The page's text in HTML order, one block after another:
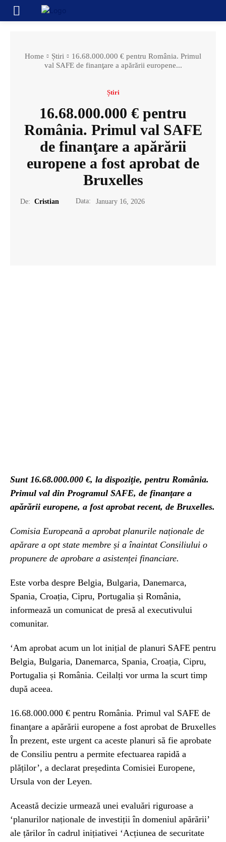
Home Știri
16.68.000.000 € pentru România. Primul
val SAFE de finanţare a apărării europene...
Știri
16.68.000.000 € pentru
România. Primul val SAFE
de finanţare a apărării
europene a fost aprobat de
Bruxelles
De: Cristian Data: January 16, 2026
Sunt 16.68.000.000 €, la dispoziţie, pentru România.
Primul val din Programul SAFE, de finanţare a
apărării europene, a fost aprobat recent, de Bruxelles.
Comisia Europeană a aprobat planurile naționale de
apărare a opt state membre și a înaintat Consiliului o
propunere de aprobare a asistenței financiare.
Este vorba despre Belgia, Bulgaria, Danemarca,
Spania, Croația, Cipru, Portugalia și România,
informează un comunicat de presă al executivului
comunitar.
‘Am aprobat acum un lot inițial de planuri SAFE pentru
Belgia, Bulgaria, Danemarca, Spania, Croația, Cipru,
Portugalia și România. Ceilalți vor urma la scurt timp
după aceea.
16.68.000.000 € pentru România. Primul val SAFE de
finanţare a apărării europene a fost aprobat de Bruxelles
În prezent, este urgent ca aceste planuri să fie aprobate
de Consiliu pentru a permite efectuarea rapidă a
plăților’, a declarat președinta Comisiei Europene,
Ursula von der Leyen.
Această decizie urmează unei evaluări riguroase a
‘planurilor naționale de investiții în domeniul apărării’
ale țărilor în cadrul inițiativei ‘Acțiunea de securitate